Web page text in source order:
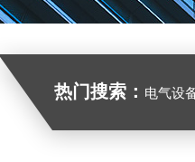
热门搜索： 电气设